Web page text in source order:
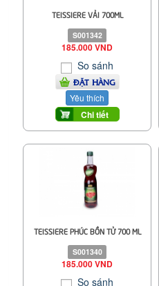
TEISSIERE VẢI 700ML
S001342
185.000 VND
So sánh
ĐẶT HÀNG
Yêu thích
Chi tiết
TEISSIERE PHÚC BỒN TỬ 700 ML
S001340
185.000 VND
So sánh